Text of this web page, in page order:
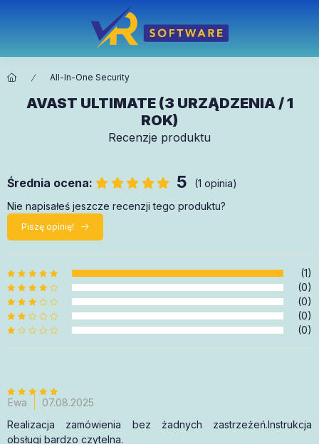
All-In-One Security
AVAST ULTIMATE (3 URZĄDZENIA / 1
ROK)
Recenzje produktu
Średnia ocena: 5
(1 opinia)
Nie napisałeś jeszcze recenzji tego produktu?
Piszę opinię!
(1)
(0)
(0)
(0)
(0)
Ewa
07.08.2025
Realizacja zamówienia bez żadnych zastrzeżeń.Instrukcja
obsługi bardzo czytelna.